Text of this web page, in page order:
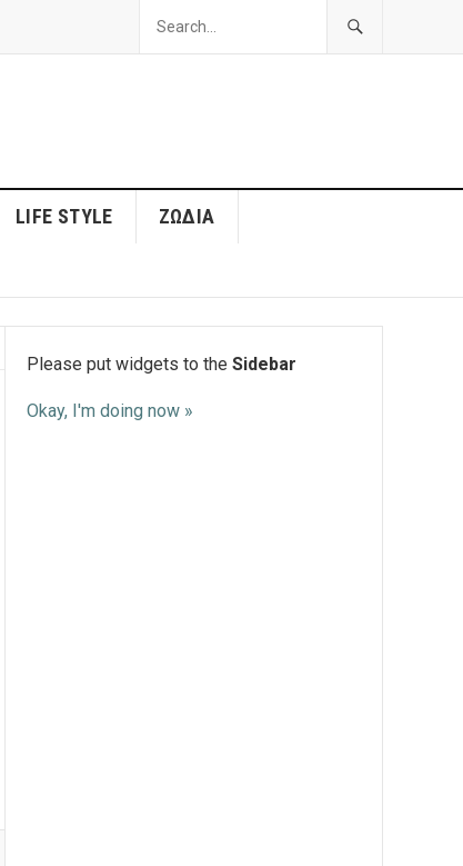
LIFE STYLE ΖΏΔΙΑ
Please put widgets to the Sidebar
Okay, I'm doing now »